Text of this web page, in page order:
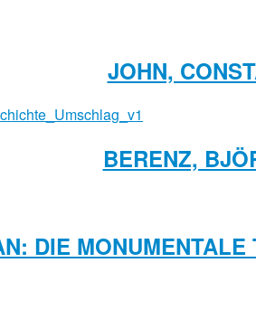
JOHN,
BERENZ,
DIE